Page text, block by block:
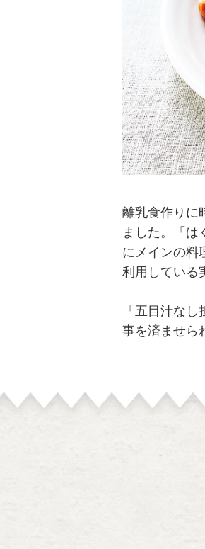
離乳食作りに
ました。「
にメインの料
利用している
「五目汁な
事を済ませら